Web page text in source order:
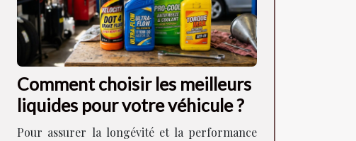
Comment choisir les meilleurs
liquides pour votre véhicule ?
Pour assurer la longévité et la performance